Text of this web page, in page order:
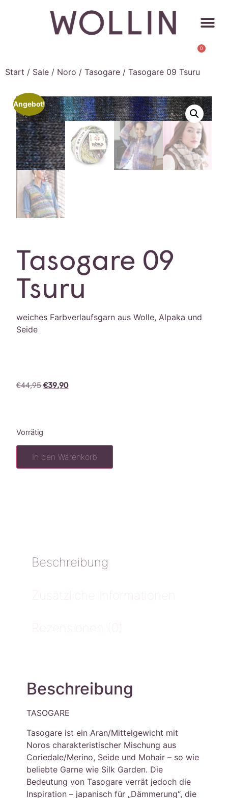
0
Start / Sale / Noro / Tasogare / Tasogare 09 Tsuru
Angebot!
Tasogare 09
Tsuru
weiches Farbverlaufsgarn aus Wolle, Alpaka und
Seide
€44,95 €39,90
Vorrätig
In den Warenkorb
Beschreibung
Zusätzliche Informationen
Rezensionen (0)
Beschreibung
TASOGARE
Tasogare ist ein Aran/Mittelgewicht mit
Noros charakteristischer Mischung aus
Coriedale/Merino, Seide und Mohair – so wie
beliebte Garne wie Silk Garden. Die
Bedeutung von Tasogare verrät jedoch die
Inspiration – japanisch für „Dämmerung“, die